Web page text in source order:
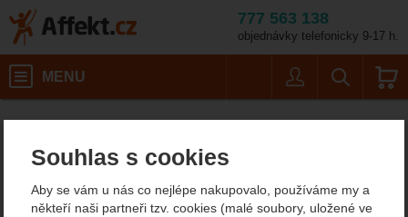
Souhlas s cookies
Aby se vám u nás co nejlépe nakupovalo, používáme my a
někteří naši partneři tzv. cookies (malé soubory, uložené ve
777 563 138
objednávky telefonicky 9-17 h.
MENU
Porce:
Summit to Eat Boloňské
těstoviny dehydrované